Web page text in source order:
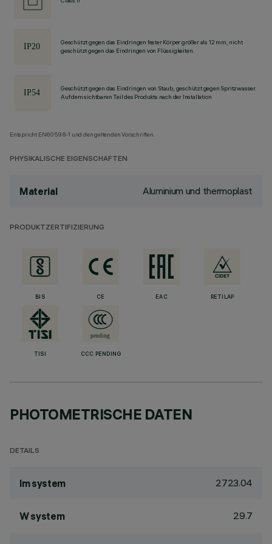
Geschützt gegen das Eindringen fester Körper größer als 12 mm, nicht
geschützt gegen das Eindringen von Flüssigkeiten.
Geschützt gegen das Eindringen von Staub, geschützt gegen Spritzwasser.
Auf dem sichtbaren Teil des Produkts nach der Installation
Entspricht EN60598-1 und den geltenden Vorschriften.
PHYSIKALISCHE EIGENSCHAFTEN
Material Aluminium und thermoplast
PRODUKTZERTIFIZIERUNG
BIS CE EAC RETILAP
TISI CCC PENDING
PHOTOMETRISCHE DATEN
DETAILS
lm system 2723.04
W system 29.7